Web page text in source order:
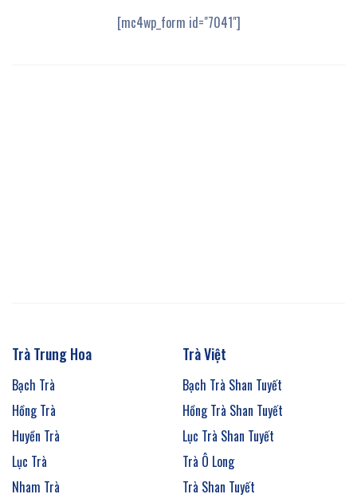
[mc4wp_form id="7041"]
Trà Trung Hoa
Bạch Trà
Hồng Trà
Huyền Trà
Lục Trà
Nham Trà
Trà Việt
Bạch Trà Shan Tuyết
Hồng Trà Shan Tuyết
Lục Trà Shan Tuyết
Trà Ô Long
Trà Shan Tuyết